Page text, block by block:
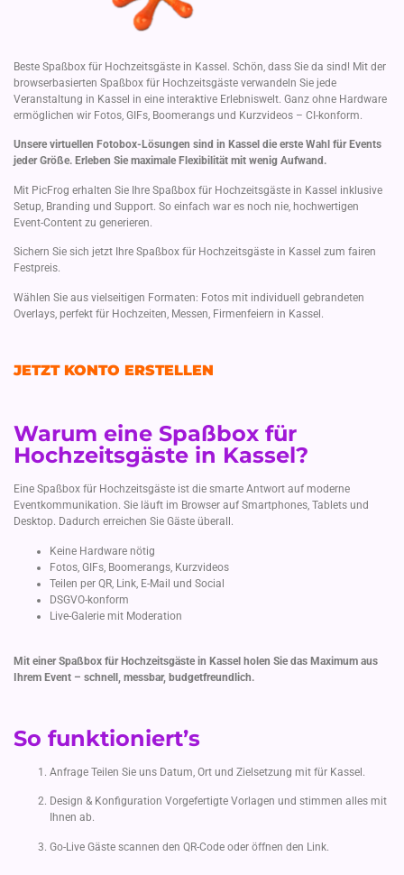
Beste Spaßbox für Hochzeitsgäste in Kassel. Schön, dass Sie da sind! Mit der
browserbasierten Spaßbox für Hochzeitsgäste verwandeln Sie jede
Veranstaltung in Kassel in eine interaktive Erlebniswelt. Ganz ohne Hardware
ermöglichen wir Fotos, GIFs, Boomerangs und Kurzvideos – CI-konform.
Unsere virtuellen Fotobox-Lösungen sind in Kassel die erste Wahl für Events
jeder Größe. Erleben Sie maximale Flexibilität mit wenig Aufwand.
Mit PicFrog erhalten Sie Ihre Spaßbox für Hochzeitsgäste in Kassel inklusive
Setup, Branding und Support. So einfach war es noch nie, hochwertigen
Event-Content zu generieren.
Sichern Sie sich jetzt Ihre Spaßbox für Hochzeitsgäste in Kassel zum fairen
Festpreis.
Wählen Sie aus vielseitigen Formaten: Fotos mit individuell gebrandeten
Overlays, perfekt für Hochzeiten, Messen, Firmenfeiern in Kassel.
JETZT KONTO ERSTELLEN
Warum eine Spaßbox für
Hochzeitsgäste in Kassel?
Eine Spaßbox für Hochzeitsgäste ist die smarte Antwort auf moderne
Eventkommunikation. Sie läuft im Browser auf Smartphones, Tablets und
Desktop. Dadurch erreichen Sie Gäste überall.
Keine Hardware nötig
Fotos, GIFs, Boomerangs, Kurzvideos
Teilen per QR, Link, E-Mail und Social
DSGVO-konform
Live-Galerie mit Moderation
Mit einer Spaßbox für Hochzeitsgäste in Kassel holen Sie das Maximum aus
Ihrem Event – schnell, messbar, budgetfreundlich.
So funktioniert’s
Anfrage Teilen Sie uns Datum, Ort und Zielsetzung mit für Kassel.
Design & Konfiguration Vorgefertigte Vorlagen und stimmen alles mit
Ihnen ab.
Go-Live Gäste scannen den QR-Code oder öffnen den Link.